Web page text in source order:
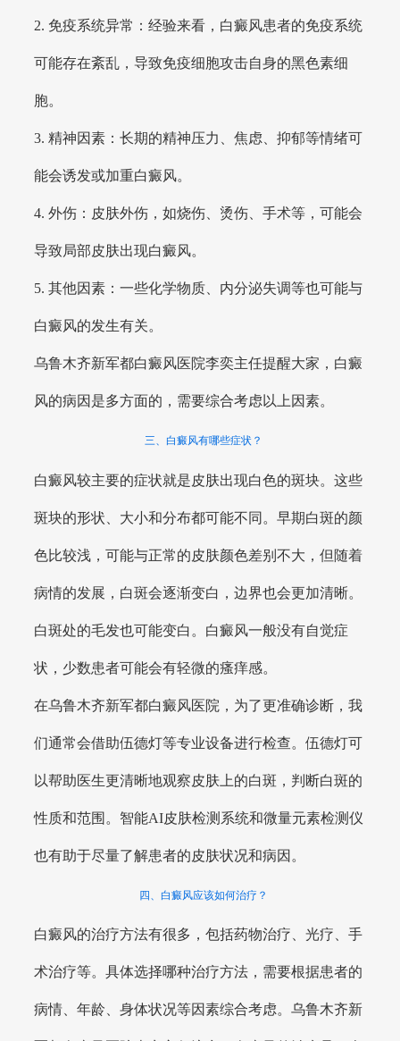
2. 免疫系统异常：经验来看，白癜风患者的免疫系统
可能存在紊乱，导致免疫细胞攻击自身的黑色素细
胞。
3. 精神因素：长期的精神压力、焦虑、抑郁等情绪可
能会诱发或加重白癜风。
4. 外伤：皮肤外伤，如烧伤、烫伤、手术等，可能会
导致局部皮肤出现白癜风。
5. 其他因素：一些化学物质、内分泌失调等也可能与
白癜风的发生有关。
乌鲁木齐新军都白癜风医院李奕主任提醒大家，白癜
风的病因是多方面的，需要综合考虑以上因素。
三、白癜风有哪些症状？
白癜风较主要的症状就是皮肤出现白色的斑块。这些
斑块的形状、大小和分布都可能不同。早期白斑的颜
色比较浅，可能与正常的皮肤颜色差别不大，但随着
病情的发展，白斑会逐渐变白，边界也会更加清晰。
白斑处的毛发也可能变白。白癜风一般没有自觉症
状，少数患者可能会有轻微的瘙痒感。
在乌鲁木齐新军都白癜风医院，为了更准确诊断，我
们通常会借助伍德灯等专业设备进行检查。伍德灯可
以帮助医生更清晰地观察皮肤上的白斑，判断白斑的
性质和范围。智能AI皮肤检测系统和微量元素检测仪
也有助于尽量了解患者的皮肤状况和病因。
四、白癜风应该如何治疗？
白癜风的治疗方法有很多，包括药物治疗、光疗、手
术治疗等。具体选择哪种治疗方法，需要根据患者的
病情、年龄、身体状况等因素综合考虑。乌鲁木齐新